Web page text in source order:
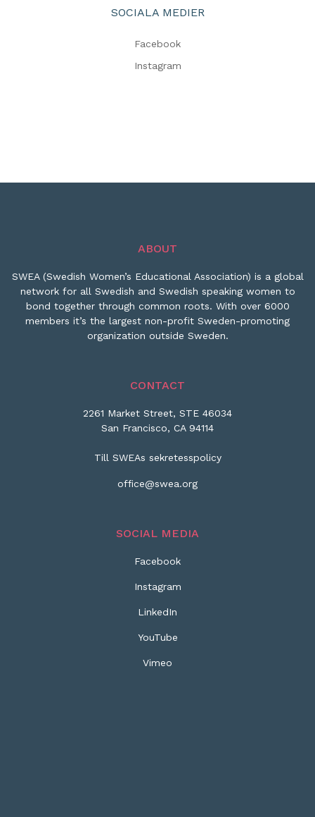
SOCIALA MEDIER
Facebook
Instagram
ABOUT
SWEA (Swedish Women’s Educational Association) is a global
network for all Swedish and Swedish speaking women to
bond together through common roots. With over 6000
members it’s the largest non-profit Sweden-promoting
organization outside Sweden.
CONTACT
2261 Market Street, STE 46034
San Francisco, CA 94114
Till SWEAs sekretesspolicy
office@swea.org
SOCIAL MEDIA
Facebook
Instagram
LinkedIn
YouTube
Vimeo